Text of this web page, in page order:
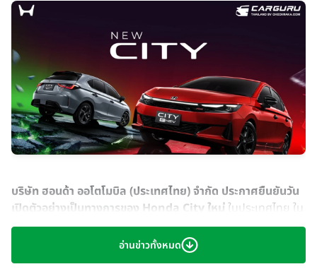
บริษัท ฮอนด้า ออโตโมบิล (ประเทศไทย) จำกัด ประกาศยืนยันวัน
เปิดตัวอย่างเป็นทางการของ Honda City ใหม่ในประเทศไทย ใน
วันศุกร์ที่ 26 มิถุนายน 2569การคัมแบ็กครั้งใหญ่ของไลน์อัปซิตี้
Honda City ใหม่และ
Hatchback ใหม่ที่พร้อมสั่นทุกสตรีท ด้วยดีไซน์อัปลุคใหม่ ผสาน
อ่านข่าวทั้งหมด